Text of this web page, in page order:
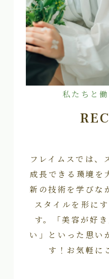
私たちと
フレイムスでは、
成長できる環境を
新の技術を学びな
スタイルを形に
す。「美容が好
い」といった思い
す！お気軽に